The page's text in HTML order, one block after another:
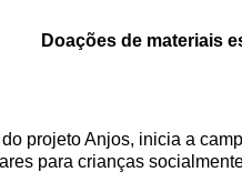
Doações de materiais
projeto Anjos, inicia a
para crianças